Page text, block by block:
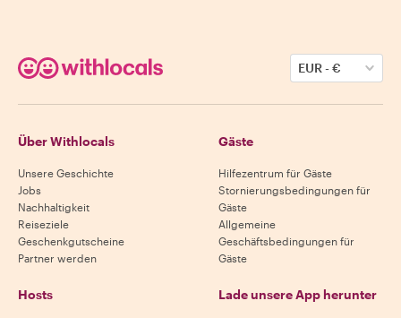
EUR-€
Über Withlocals
Unsere Geschichte
Jobs
Nachhaltigkeit
Reiseziele
Geschenkgutscheine
Partner werden
Gäste
Hilfezentrum für Gäste
Stornierungsbedingungen für
Gäste
Allgemeine
Geschäftsbedingungen für
Gäste
Hosts Lade unsere App herunter